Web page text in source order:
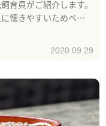
育員がご紹介します。
懐きやすいためペッ
2020.09.29